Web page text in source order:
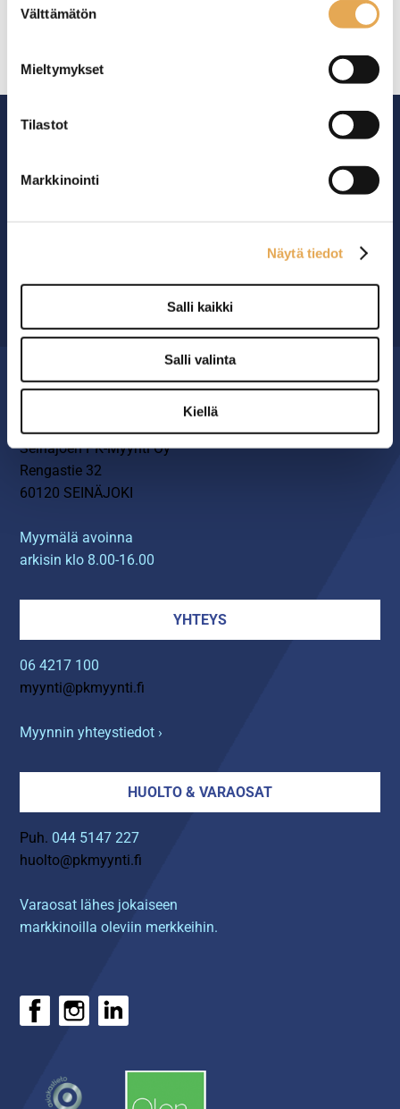
valinta
Välttämätön
Mieltymykset
Tilastot
Markkinointi
Näytä tiedot
Salli kaikki
Salli valinta
Kiellä
Ammattikeittiöiden asialla.
OTA YHTEYTTÄ ›
MYYMÄLÄ
Seinäjoen PK-Myynti Oy
Rengastie 32
60120 SEINÄJOKI
Myymälä avoinna
arkisin klo 8.00-16.00
YHTEYS
06 4217 100
myynti@pkmyynti.fi
Myynnin yhteystiedot ›
HUOLTO & VARAOSAT
Puh. 044 5147 227
huolto@pkmyynti.fi
Varaosat lähes jokaiseen
markkinoilla oleviin merkkeihin.